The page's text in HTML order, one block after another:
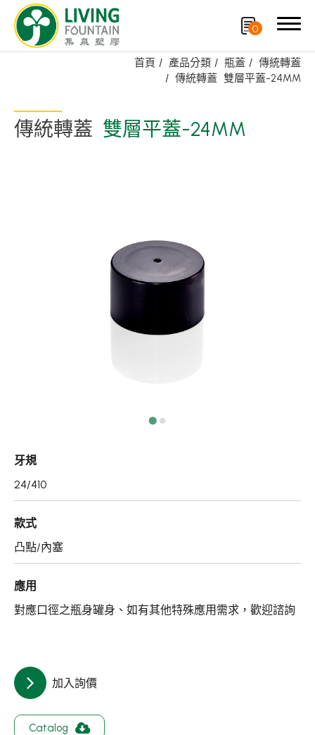
0
首頁 產品分類 瓶蓋
傳統轉蓋
傳統轉蓋 雙層平蓋-24MM
傳統轉蓋 雙層平蓋-24MM
牙規
24/410
款式
凸點/內塞
應用
對應口徑之瓶身罐身、如有其他特殊應用需求，歡迎諮詢
加入詢價
Catalog
搜尋
產品分類
真空瓶/乳霜罐/肥皂盒
再生塑膠產品
應用領域
新聞中心
聯絡我們
繁體中文